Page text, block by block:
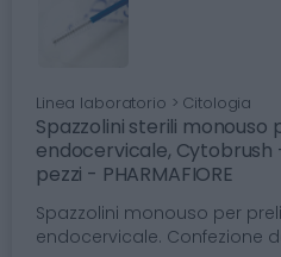
Linea laboratorio > Citologia
Spazzolini sterili
endocervicale, Cytobrush
pezzi - PHARMAFIORE
Spazzolini monouso per
endocervicale. Confezione